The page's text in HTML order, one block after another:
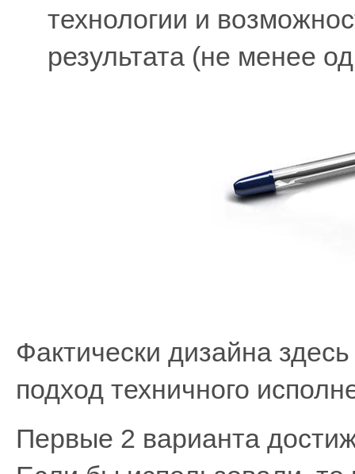
технологии и
результата (не менее
Фактически дизайна
подход техничного
Первые 2 варианта